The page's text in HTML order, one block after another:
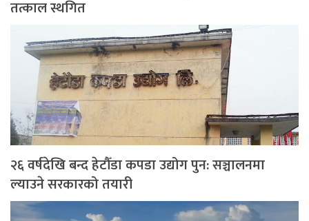
तत्काल स्थगित
२६ वर्षदेखि बन्द हेटौँडा कपडा उद्योग पुन: सञ्चालनमा
ल्याउने सरकारको तयारी